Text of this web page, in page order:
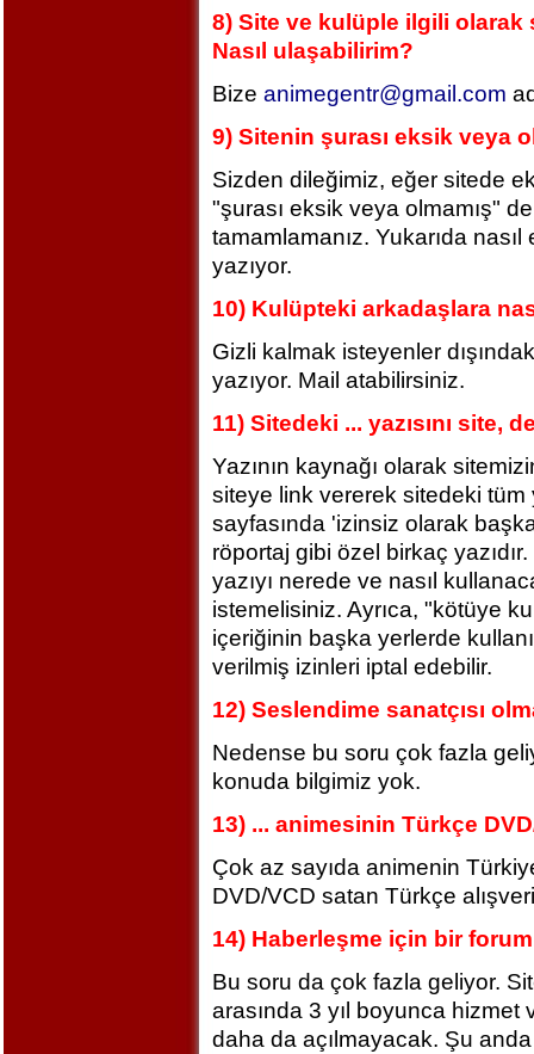
8) Site ve kulüple ilgili olarak
Nasıl ulaşabilirim?
Bize animegentr@gmail.com
9) Sitenin şurası eksik veya
Sizden dileğimiz, eğer sitede
"şurası eksik veya olmamış"
tamamlamanız. Yukarıda
yazıyor.
10) Kulüpteki arkadaşlara
Gizli kalmak isteyenler
yazıyor. Mail atabilirsiniz.
11) Sitedeki ... yazısını
Yazının kaynağı olarak
siteye link vererek sitedeki tüm
sayfasında 'izinsiz olarak
röportaj gibi özel birkaç
yazıyı nerede ve nasıl
istemelisiniz. Ayrıca, "kötüye
içeriğinin başka yerlerde
verilmiş izinleri iptal edebilir.
12) Seslendime sanatçısı
Nedense bu soru çok fazla
konuda bilgimiz yok.
13) ... animesinin Türkçe
Çok az sayıda animenin
DVD/VCD satan Türkçe
14) Haberleşme için bir
Bu soru da çok fazla geliyor.
arasında 3 yıl boyunca hizmet
daha da açılmayacak. Şu